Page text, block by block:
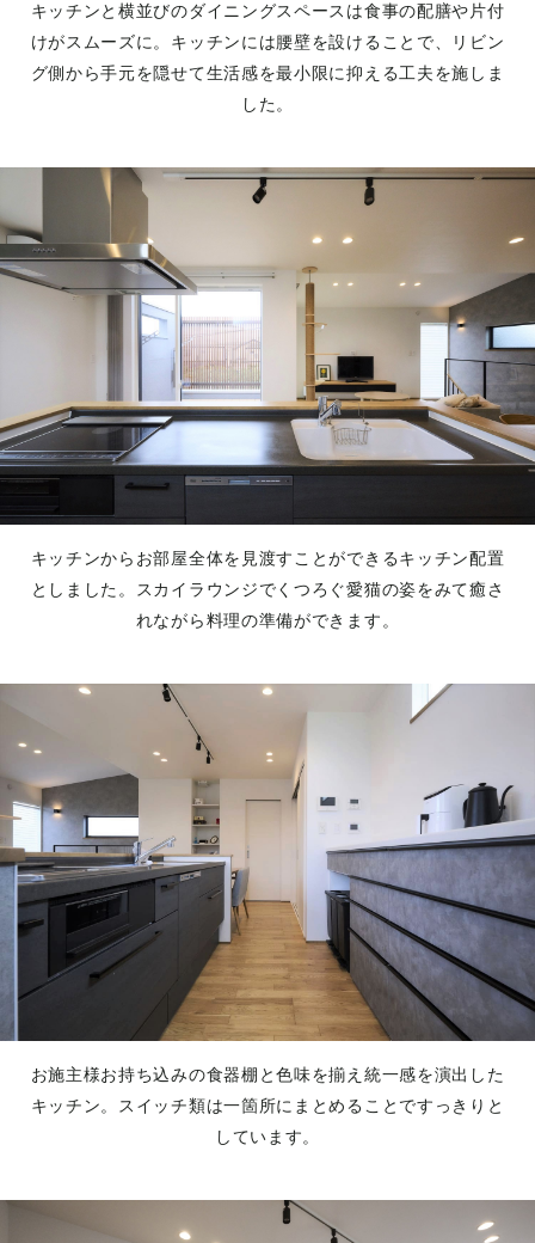
キッチンと横並びのダイニングスペースは食事の配膳や片付
けがスムーズに。キッチンには腰壁を設けることで、リビン
グ側から手元を隠せて生活感を最小限に抑える工夫を施しま
した。
キッチンからお部屋全体を見渡すことができるキッチン配置
としました。スカイラウンジでくつろぐ愛猫の姿をみて癒さ
れながら料理の準備ができます。
お施主様お持ち込みの食器棚と色味を揃え統一感を演出した
キッチン。スイッチ類は一箇所にまとめることですっきりと
しています。